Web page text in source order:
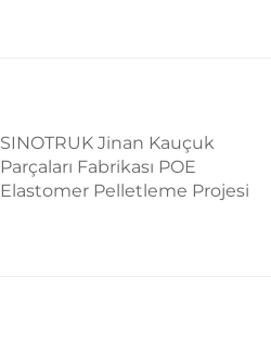
SINOTRUK Jinan Kauçuk
Parçaları Fabrikası POE
Elastomer Pelletleme Projesi